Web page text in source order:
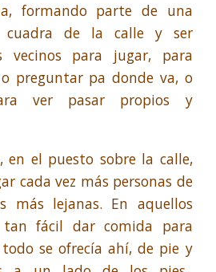
formando parte de una
de la calle y ser
vecinos para jugar, para
preguntar pa donde va, o
ver pasar propios y
en el puesto sobre la calle,
cada vez más personas de
más lejanas. En aquellos
fácil dar comida para
se ofrecía ahí, de pie y